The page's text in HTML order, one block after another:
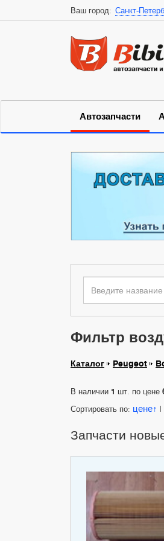
Ваш город: Санкт-
Автозапчасти
Фильтр
Каталог Peugeot
В наличии 1 шт. по цене
Сортировать по: цене |
Запчасти